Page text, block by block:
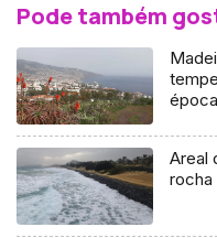
Pode também
Areal
rocha